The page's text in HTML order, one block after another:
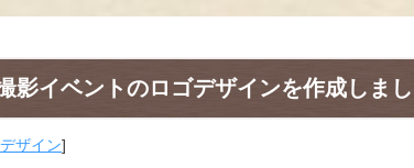
影イベントのロゴデザインを作成しま
ザイン]